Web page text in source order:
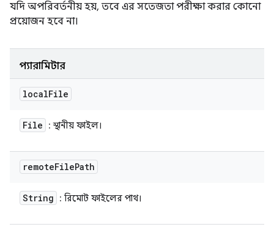
যদি অপরিবর্তনীয় হয়, তবে এর সতেজতা পরীক্ষা করার কোনো
প্রয়োজন হবে না।
প্যারামিটার
localFile
File : স্থানীয় ফাইল।
remoteFilePath
String : রিমোট ফাইলের পাথ।